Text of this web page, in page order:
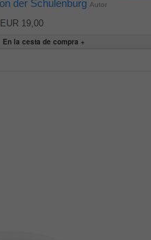
der Schulenburg Autor
19,00